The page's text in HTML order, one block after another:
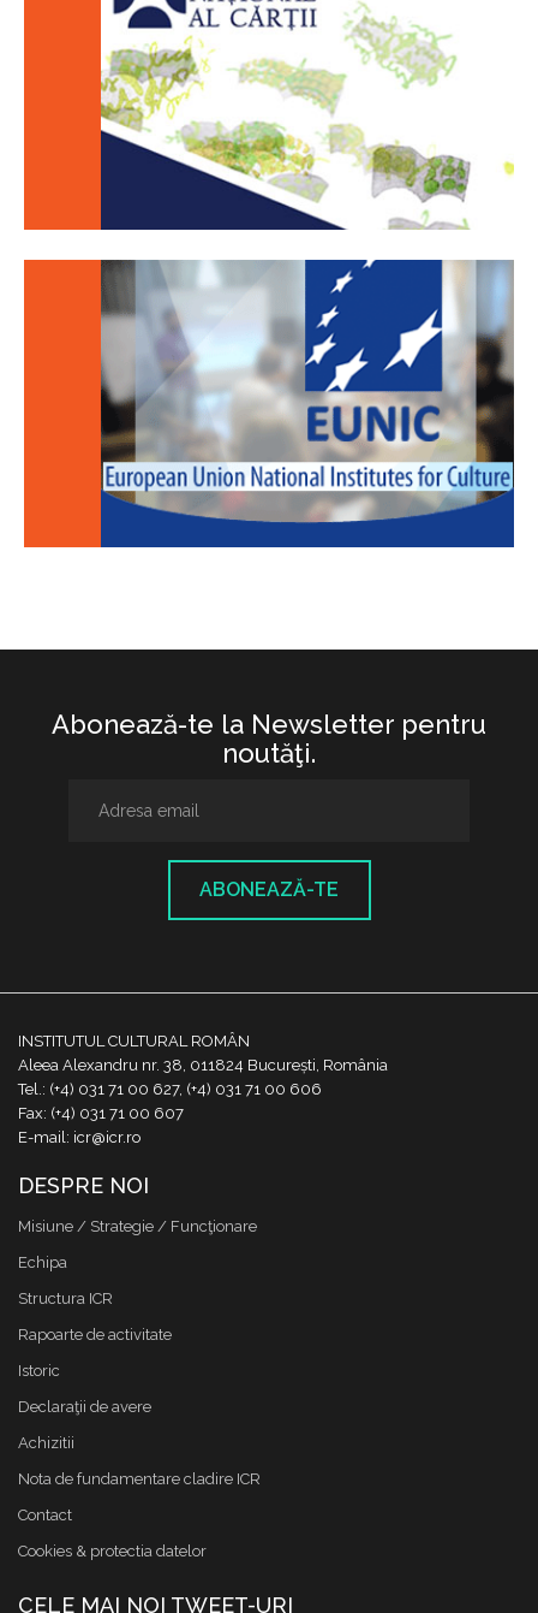
Abonează-te la Newsletter pentru
noutăţi.
ABONEAZĂ-TE
INSTITUTUL CULTURAL ROMÂN
Aleea Alexandru nr. 38, 011824 București, România
Tel.: (+4) 031 71 00 627, (+4) 031 71 00 606
Fax: (+4) 031 71 00 607
E-mail: icr@icr.ro
DESPRE NOI
Misiune / Strategie / Funcţionare
Echipa
Structura ICR
Rapoarte de activitate
Istoric
Declaraţii de avere
Achizitii
Nota de fundamentare cladire ICR
Contact
Cookies & protectia datelor
CELE MAI NOI TWEET-URI